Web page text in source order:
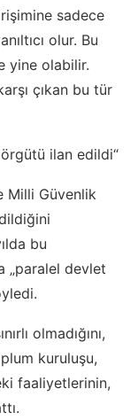
sadece
olur. Bu
yine olabilir.
çıkan bu tür
örgütü ilan edildi“
Milli Güvenlik
bu
„paralel devlet
olmadığını,
kuruluşu,
faaliyetlerinin,